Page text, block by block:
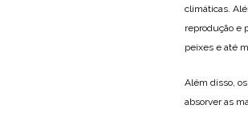
climáticas.
reprodução e
peixes e até
Além disso,
absorver as